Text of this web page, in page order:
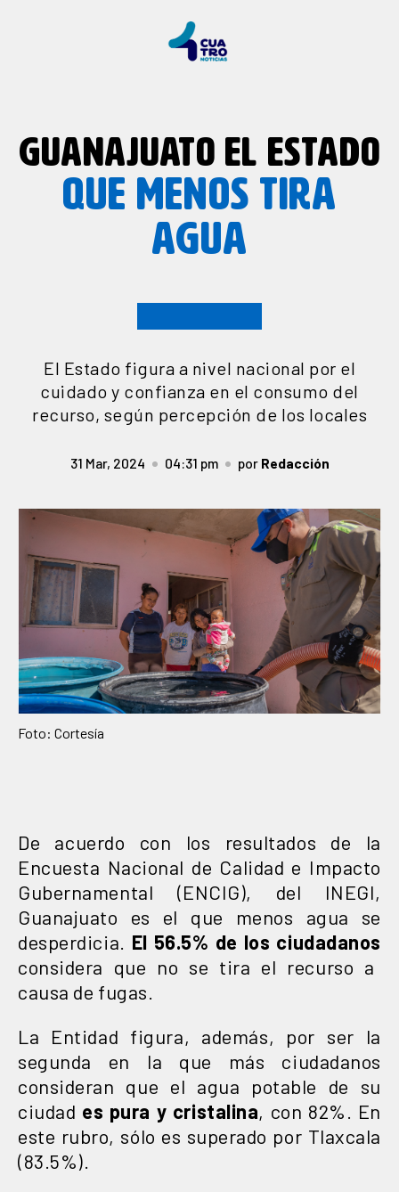
GUANAJUATO EL ESTADO
QUE MENOS TIRA
AGUA
El Estado figura a nivel nacional por el
cuidado y confianza en el consumo del
recurso, según percepción de los locales
31 Mar, 2024 04:31 pm por Redacción
Foto: Cortesía
De acuerdo con los resultados de la
Encuesta Nacional de Calidad e Impacto
Gubernamental (ENCIG), del INEGI,
Guanajuato es el que menos agua se
desperdicia. El 56.5% de los ciudadanos
considera que no se tira el recurso a
causa de fugas.
La Entidad figura, además, por ser la
segunda en la que más ciudadanos
consideran que el agua potable de su
ciudad es pura y cristalina, con 82%. En
este rubro, sólo es superado por Tlaxcala
(83.5%).